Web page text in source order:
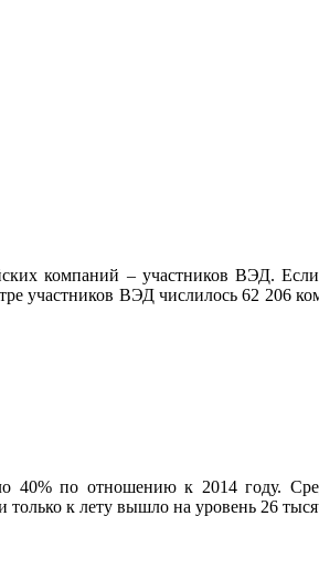
компаний – участников ВЭД.
участников ВЭД числилось 62
по отношению к 2014 году.
только к лету вышло на уровень 26